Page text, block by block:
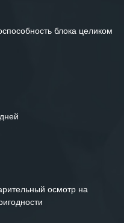
блока целиком
осмотр на